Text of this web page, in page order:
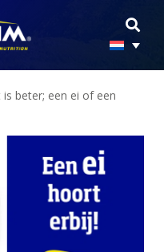
beter; een ei of een